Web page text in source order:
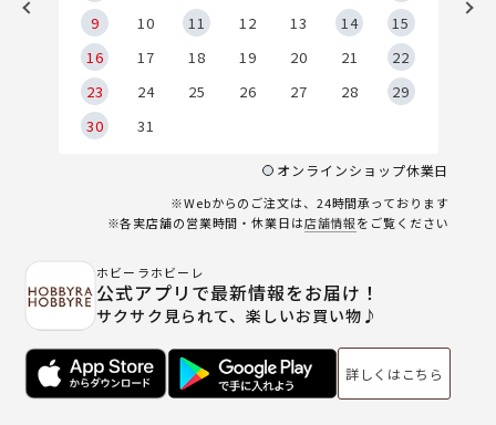
9
10 11 12 13 14
15
16
17 18 19 20 21
22
23
24 25 26 27 28
29
30
31
オンラインショップ休業日
※Webからのご注文は、24時間承っております
※各実店舗の営業時間・休業日は店舗情報をご覧ください
ホビーラホビーレ
公式アプリで最新情報をお届け！
サクサク見られて、楽しいお買い物♪
詳しくはこちら